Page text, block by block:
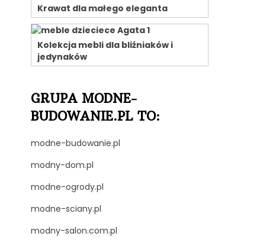
Krawat dla małego eleganta
Kolekcja mebli dla bliźniaków i
jedynaków
GRUPA MODNE-
BUDOWANIE.PL TO:
modne-budowanie.pl
modny-dom.pl
modne-ogrody.pl
modne-sciany.pl
modny-salon.com.pl